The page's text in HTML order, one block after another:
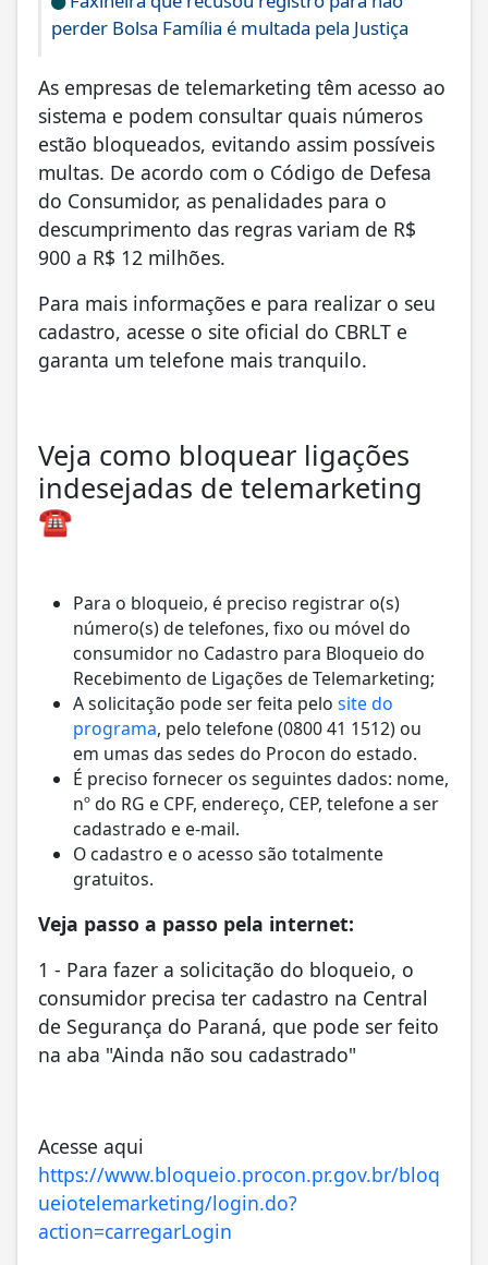
perder Bolsa Família é multada pela Justiça
As empresas de telemarketing têm acesso ao
sistema e podem consultar quais números
estão bloqueados, evitando assim possíveis
multas. De acordo com o Código de Defesa
do Consumidor, as penalidades para o
descumprimento das regras variam de R$
900 a R$ 12 milhões.
Para mais informações e para realizar o seu
cadastro, acesse o site oficial do CBRLT e
garanta um telefone mais tranquilo.
Veja como bloquear ligações
indesejadas de telemarketing
☎️
Para o bloqueio, é preciso registrar o(s)
número(s) de telefones, fixo ou móvel do
consumidor no Cadastro para Bloqueio do
Recebimento de Ligações de Telemarketing;
A solicitação pode ser feita pelo site do
programa, pelo telefone (0800 41 1512) ou
em umas das sedes do Procon do estado.
É preciso fornecer os seguintes dados: nome,
nº do RG e CPF, endereço, CEP, telefone a ser
cadastrado e e-mail.
O cadastro e o acesso são totalmente
gratuitos.
Veja passo a passo pela internet:
1 - Para fazer a solicitação do bloqueio, o
consumidor precisa ter cadastro na Central
de Segurança do Paraná, que pode ser feito
na aba "Ainda não sou cadastrado"
Acesse aqui
https://www.bloqueio.procon.pr.gov.br/bloq
ueiotelemarketing/login.do?
action=carregarLogin